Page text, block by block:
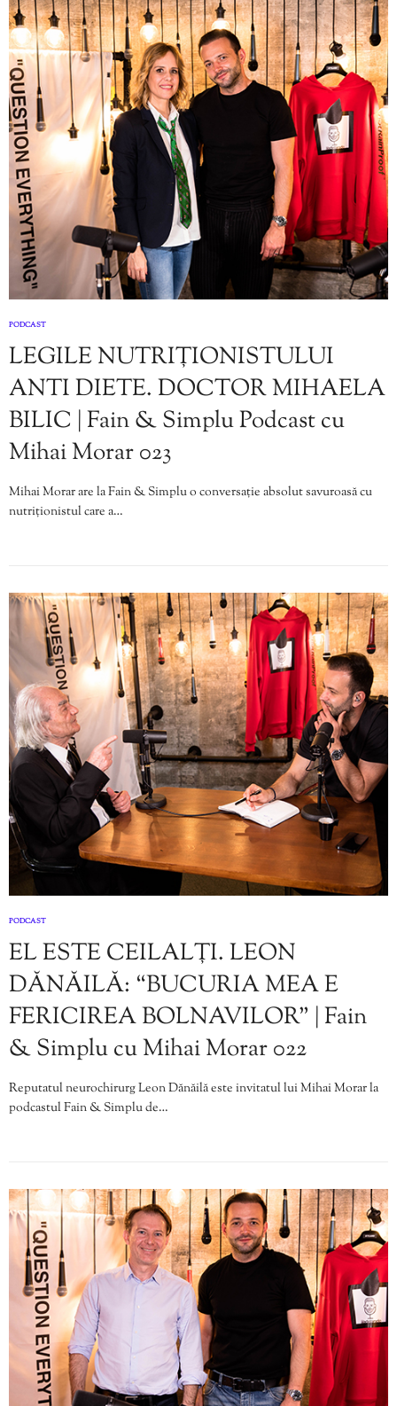
PODCAST
LEGILE NUTRIȚIONISTULUI
ANTI DIETE. DOCTOR MIHAELA
BILIC | Fain & Simplu Podcast cu
Mihai Morar 023
Mihai Morar are la Fain & Simplu o conversație absolut savuroasă cu
nutriționistul care a…
PODCAST
EL ESTE CEILALȚI. LEON
DĂNĂILĂ: “BUCURIA MEA E
FERICIREA BOLNAVILOR” | Fain
& Simplu cu Mihai Morar 022
Reputatul neurochirurg Leon Dănăilă este invitatul lui Mihai Morar la
podcastul Fain & Simplu de…